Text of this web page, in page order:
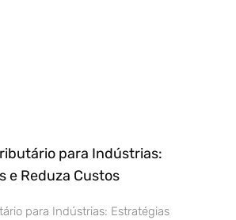
para Indústrias:
e Reduza Custos
para Indústrias: Estratégias